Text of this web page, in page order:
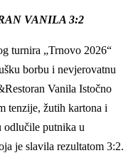
VANILA 3:2
turnira „Trnovo 2026“
borbu i nevjerovatnu
Vanila Istočno
tenzije, žutih kartona i
odlučile putnika u
je slavila rezultatom 3:2.